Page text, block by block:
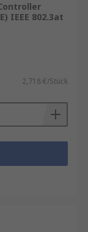
IEEE 802.3at
2,718 €/Stück